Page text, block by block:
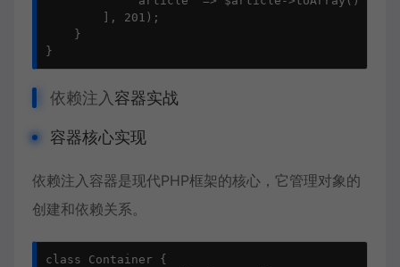
        ], 201);
    }
}
依赖注入 容器实战
容器核心实现
依赖注入容器是现代PHP框架的核心，它管理对象的
创建和依赖关系。
class Container {